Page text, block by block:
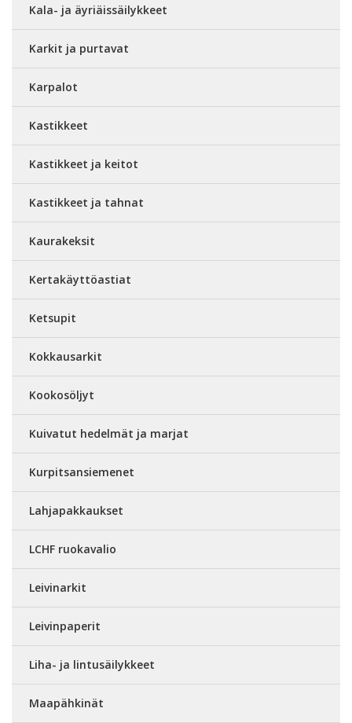
Kala- ja äyriäissäilykkeet
Karkit ja purtavat
Karpalot
Kastikkeet
Kastikkeet ja keitot
Kastikkeet ja tahnat
Kaurakeksit
Kertakäyttöastiat
Ketsupit
Kokkausarkit
Kookosöljyt
Kuivatut hedelmät ja marjat
Kurpitsansiemenet
Lahjapakkaukset
LCHF ruokavalio
Leivinarkit
Leivinpaperit
Liha- ja lintusäilykkeet
Maapähkinät